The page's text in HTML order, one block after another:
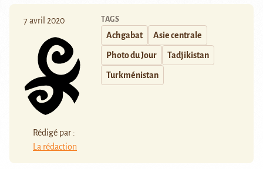
7 avril 2020
Rédigé par :
La rédaction
TAGS
Achgabat Asie centrale
Photo du Jour Tadjikistan
Turkménistan